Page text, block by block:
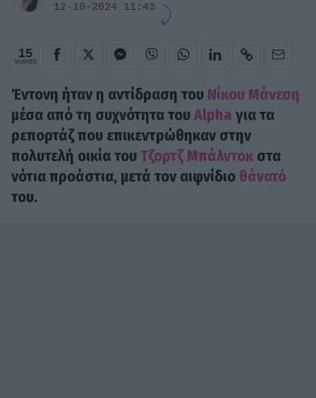
12-10-2024 11:43
15
SHARES
Έντονη ήταν η αντίδραση του Νίκου Μάνεση
μέσα από τη συχνότητα τουAlpha για τα
ρεπορτάζ που επικεντρώθηκαν στην
πολυτελή οικία τουΤζορτζ Μπάλντοκ στα
νότια προάστια, μετά τον αιφνίδιο θάνατό
του.